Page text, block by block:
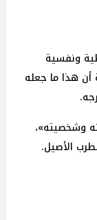
ونفسية
هذا ما جعله
وشخصيته»،
الأصيل.